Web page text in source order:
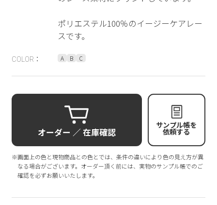
ポリエステル100％のイージーケアレー
スです。
COLOR： A B C
オーダー ／ 在庫確認
サンプル帳を
依頼する
※画面上の色と現物商品との色とでは、条件の違いにより色の見え方が異
なる場合がございます。オーダー頂く前には、実物のサンプル帳でのご
確認を必ずお願いいたします。